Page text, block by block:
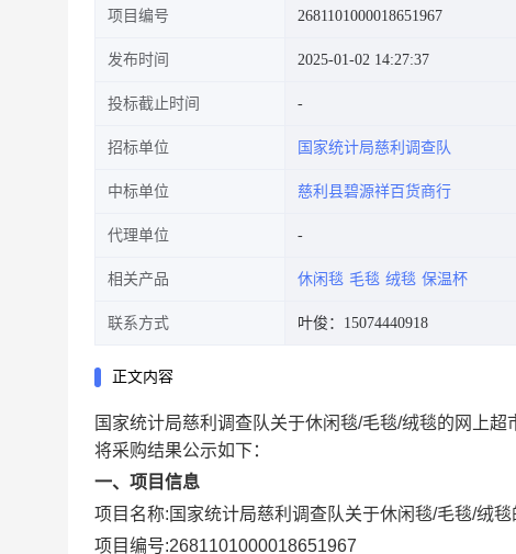
项目编号 2681101000018651967
发布时间 2025-01-02 14:27:37
投标截止时间
招标单位 国家统计局慈利调查队
中标单位 慈利县碧源祥百货商行
代理单位
相关产品 休闲毯 毛毯 绒毯 保温杯
联系方式 叶俊：15074440918
正文内容
国家统计局慈利调查队关于休闲毯/毛毯/绒毯的网上超
将采购结果公示如下：
一、项目信息
项目名称: 国家统计局慈利调查队关于休闲毯/毛毯/绒
项目编号:2681101000018651967